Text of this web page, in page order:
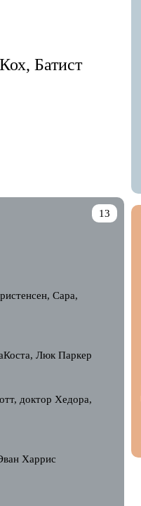
Батист
13
Сара,
Люк Паркер
доктор Хедора,
Харрис